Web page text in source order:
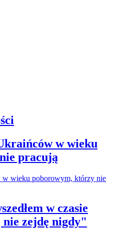
w wieku
pracują
w czasie
zejdę nigdy"